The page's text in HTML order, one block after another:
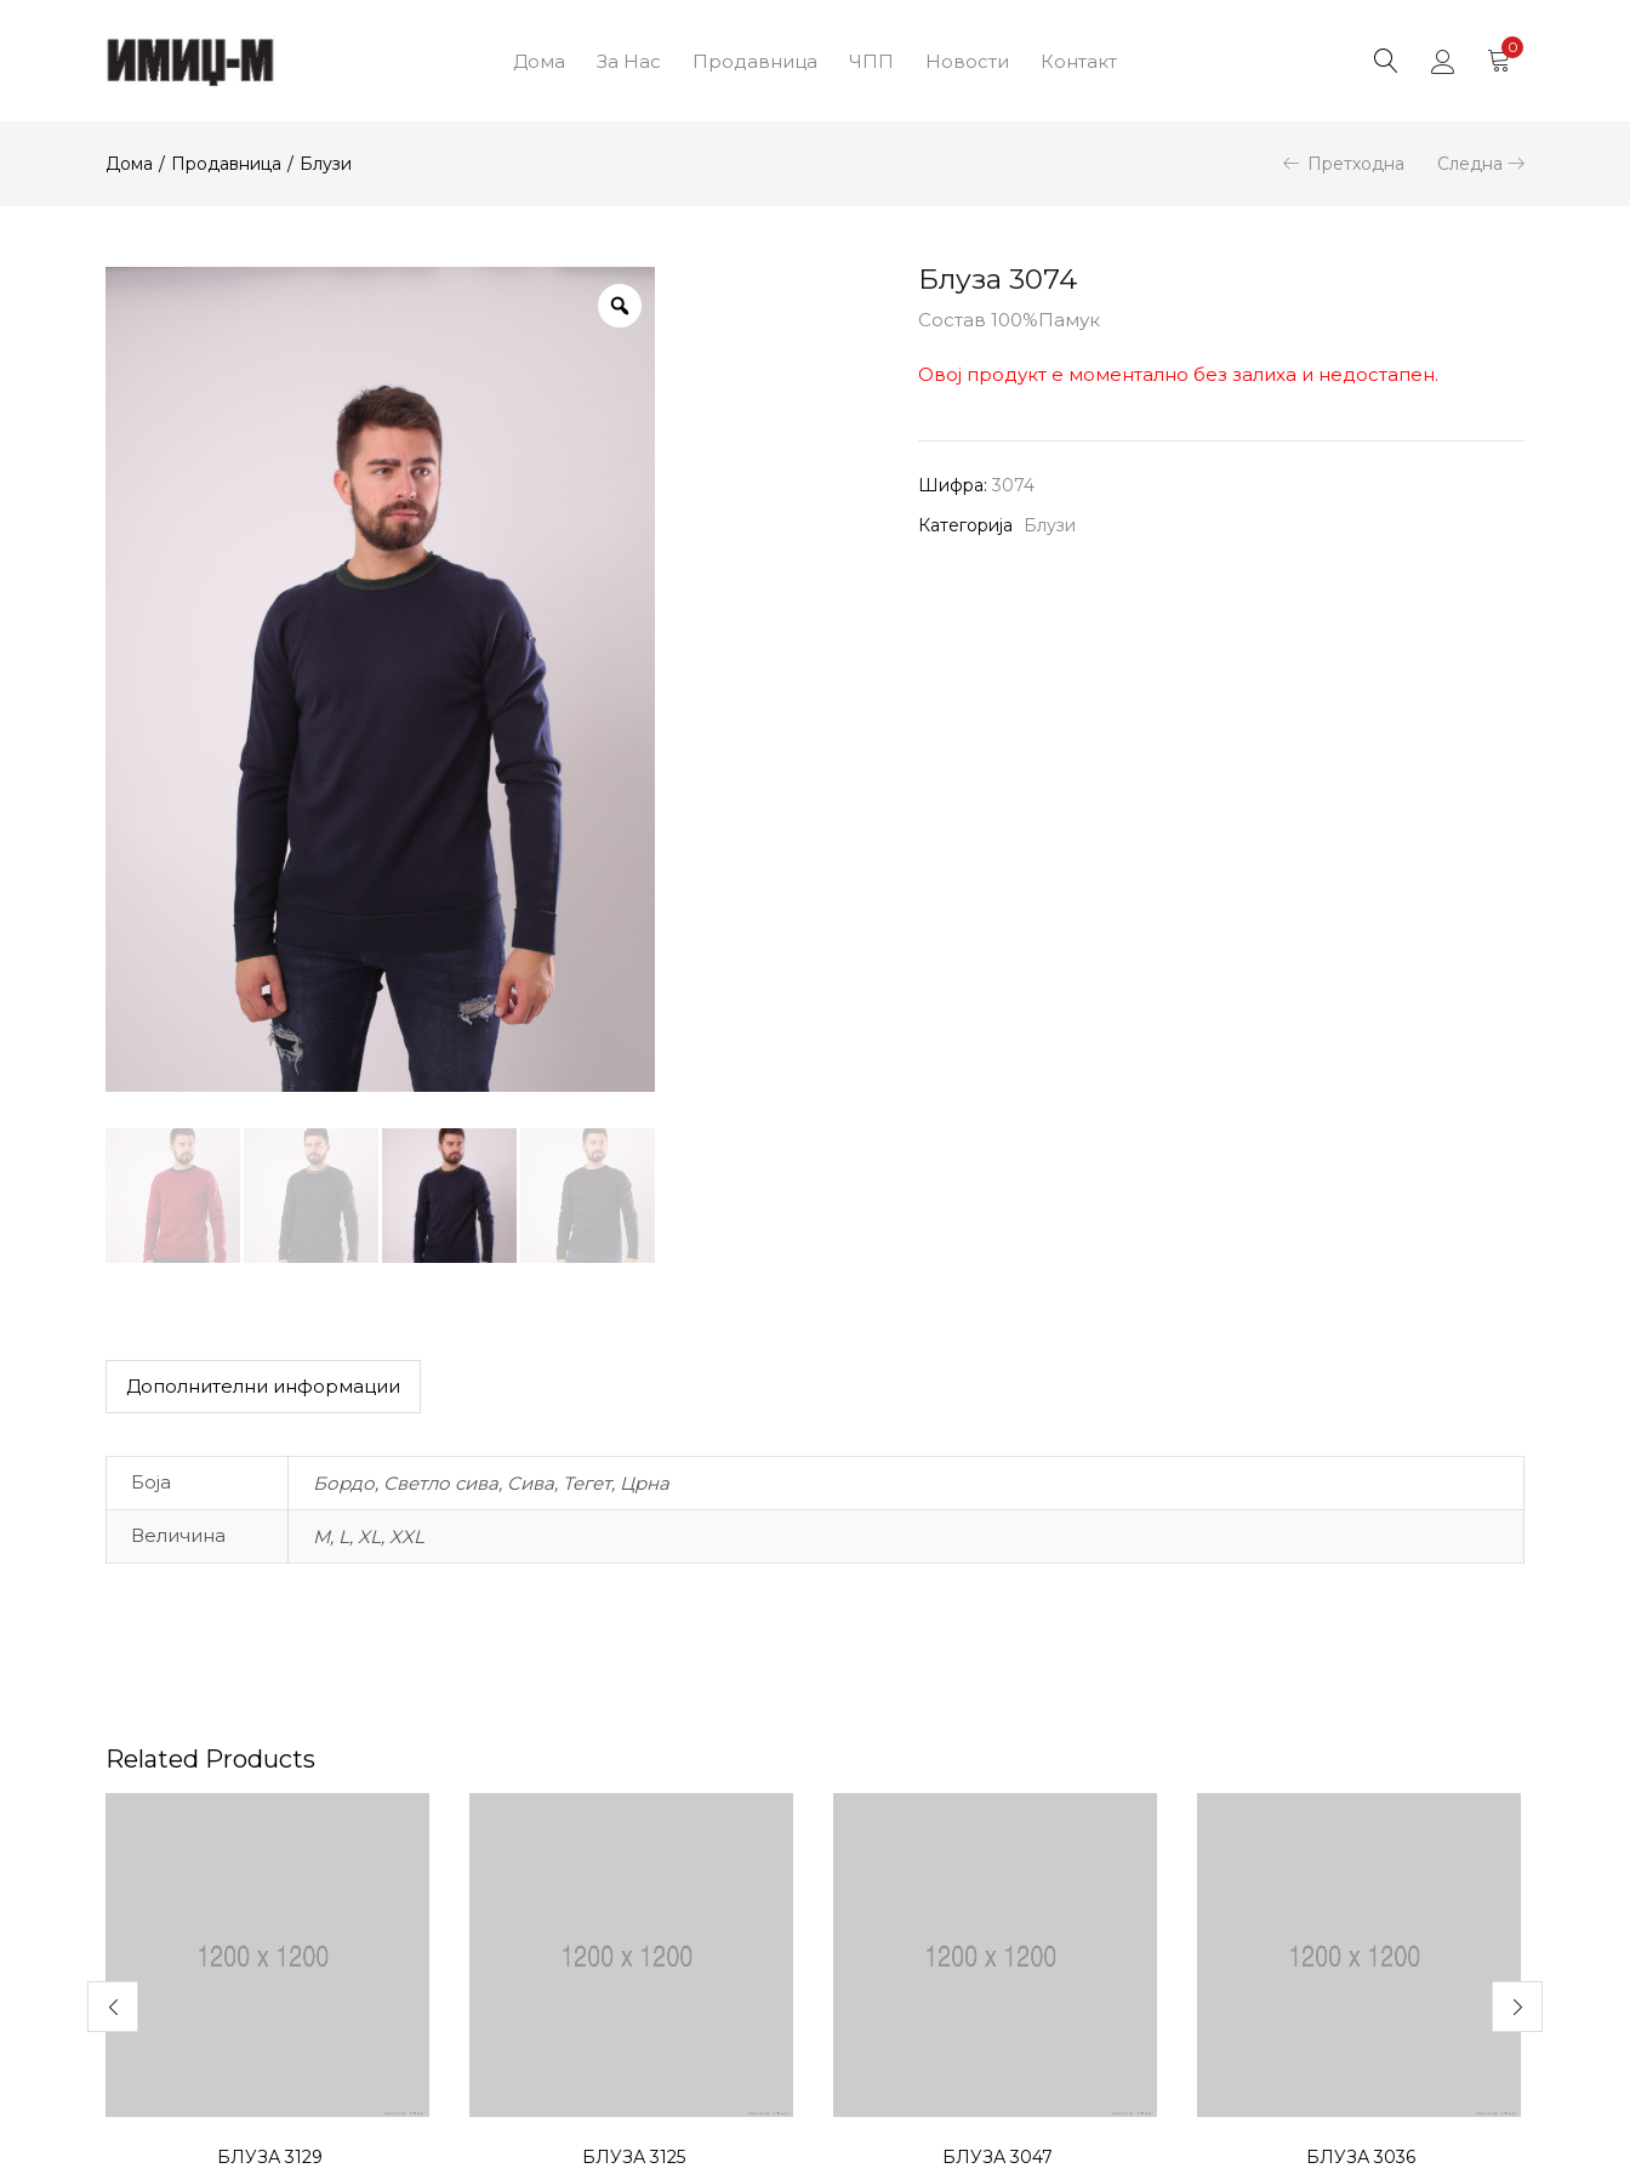
Дома За Нас Продавница ЧПП Новости Контакт
0
Дома Продавница Блузи Претходна Следна
Блуза 3074
Состав 100%Памук
Овој продукт е моментално без залиха и недостапен.
Шифра: 3074
Категорија
Блузи
Дополнителни информации
Боја Бордо, Светло сива, Сива, Тегет, Црна
Величина M, L, XL, XXL
Related Products
БЛУЗА 3129
БЛУЗА 3125
БЛУЗА 3047
БЛУЗА 3036